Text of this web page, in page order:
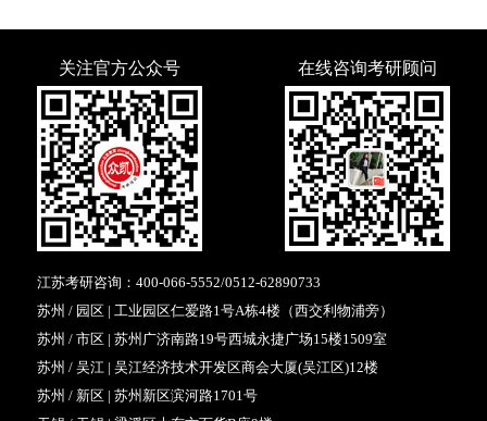
关注官方公众号 在线咨询考研顾问
江苏考研咨询： 400-066-5552/0512-62890733
苏州 / 园区 | 工业园区仁爱路1号A栋4楼（西交利物浦旁）
苏州 / 市区 | 苏州广济南路19号西城永捷广场15楼1509室
苏州 / 吴江 | 吴江经济技术开发区商会大厦(吴江区)12楼
苏州 / 新区 | 苏州新区滨河路1701号